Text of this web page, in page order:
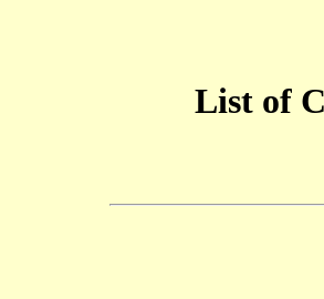
List of